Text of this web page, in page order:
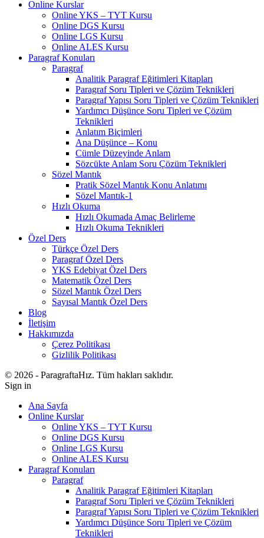
Online Kurslar
Online YKS – TYT Kursu
Online DGS Kursu
Online LGS Kursu
Online ALES Kursu
Paragraf Konuları
Paragraf
Analitik Paragraf Eğitimleri Kitapları
Paragraf Soru Tipleri ve Çözüm Teknikleri
Paragraf Yapısı Soru Tipleri ve Çözüm Teknikleri
Yardımcı Düşünce Soru Tipleri ve Çözüm
Teknikleri
Anlatım Biçimleri
Ana Düşünce – Konu
Cümle Düzeyinde Anlam
Sözcükte Anlam Soru Çözüm Teknikleri
Sözel Mantık
Pratik Sözel Mantık Konu Anlatımı
Sözel Mantık-1
Hızlı Okuma
Hızlı Okumada Amaç Belirleme
Hızlı Okuma Teknikleri
Özel Ders
Türkçe Özel Ders
Paragraf Özel Ders
YKS Edebiyat Özel Ders
Matematik Özel Ders
Sözel Mantık Özel Ders
Sayısal Mantık Özel Ders
Blog
İletişim
Hakkımızda
Çerez Politikası
Gizlilik Politikası
© 2026 - ParagraftaHız. Tüm hakları saklıdır.
Sign in
Ana Sayfa
Online Kurslar
Online YKS – TYT Kursu
Online DGS Kursu
Online LGS Kursu
Online ALES Kursu
Paragraf Konuları
Paragraf
Analitik Paragraf Eğitimleri Kitapları
Paragraf Soru Tipleri ve Çözüm Teknikleri
Paragraf Yapısı Soru Tipleri ve Çözüm Teknikleri
Yardımcı Düşünce Soru Tipleri ve Çözüm
Teknikleri